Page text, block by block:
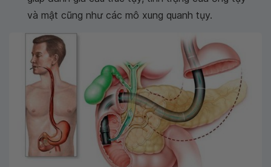
và mật cũng như các mô xung quanh tụy.